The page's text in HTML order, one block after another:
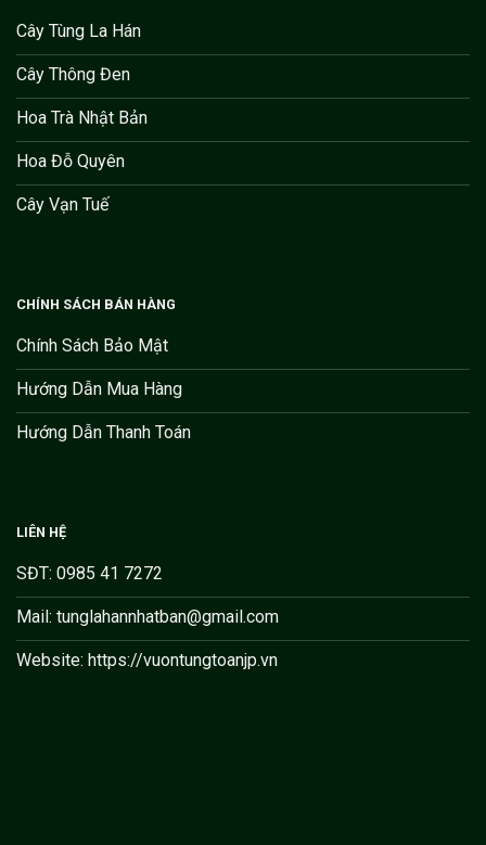
Cây Tùng La Hán
Cây Thông Đen
Hoa Trà Nhật Bản
Hoa Đỗ Quyên
Cây Vạn Tuế
CHÍNH SÁCH BÁN HÀNG
Chính Sách Bảo Mật
Hướng Dẫn Mua Hàng
Hướng Dẫn Thanh Toán
LIÊN HỆ
SĐT: 0985 41 7272
Mail: tunglahannhatban@gmail.com
Website: https://vuontungtoanjp.vn